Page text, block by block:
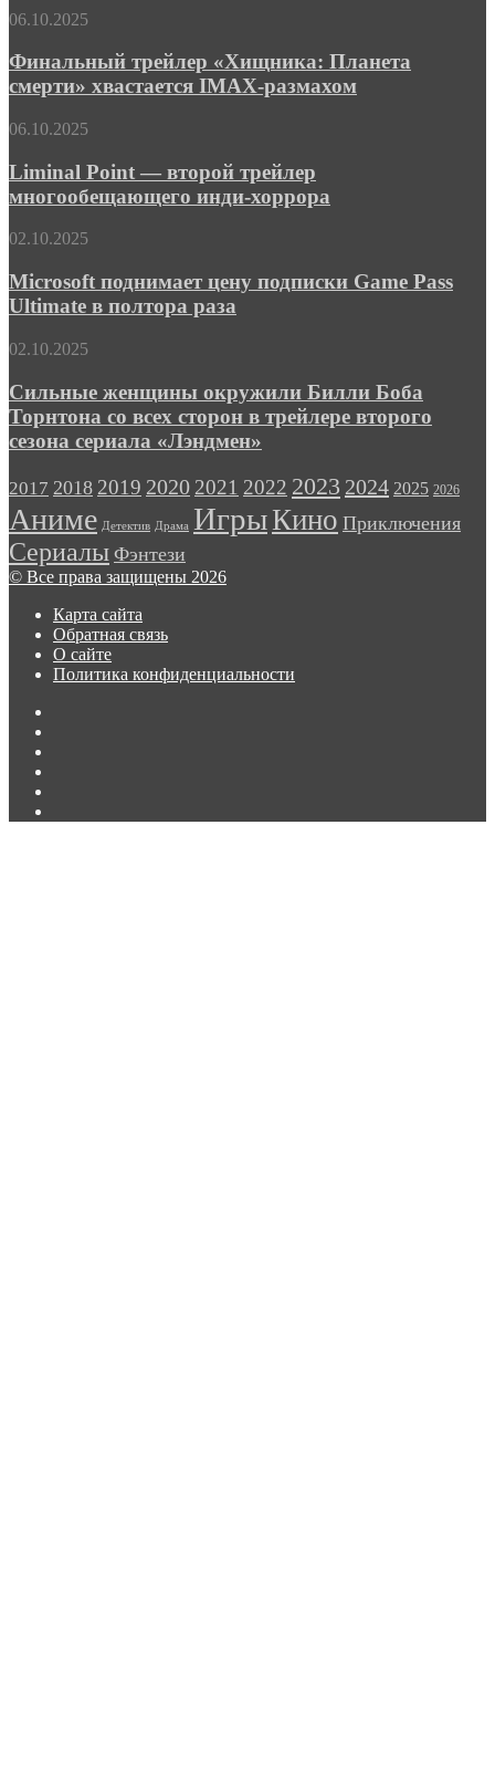
«Милосердие»
в
шпионского
триллера
Финальный
«Хищника:
смерти»
IMAX-
06.10.2025
Финальный трейлер «Хищника: Планета
смерти» хвастается IMAX-размахом
Liminal
—
второй
трейлер
инди-
06.10.2025
Liminal Point — второй трейлер
многообещающего инди-хоррора
Microsoft
цену
подписки
Game
Ultimate
полтора
раза
02.10.2025
Microsoft поднимает цену подписки Game Pass
Ultimate в полтора раза
Сильные
окружили
Билли
Боба
Торнтона
всех
сторон
в
трейлере
второго
сезона
сериала
«Лэндмен»
02.10.2025
Сильные женщины окружили Билли Боба
Торнтона со всех сторон в трейлере второго
сезона сериала «Лэндмен»
2017 2018 2019 2020 2021 2022 2023 2024 2025 2026
Аниме Детектив Драма ИгрыКино Приключения
Сериалы Фэнтези
© Все права защищены 2026
Карта сайта
Обратная связь
О сайте
Политика конфиденциальности